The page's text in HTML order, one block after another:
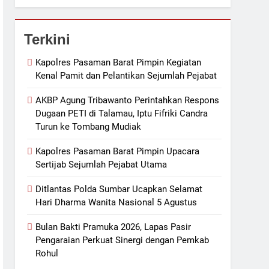
Terkini
Kapolres Pasaman Barat Pimpin Kegiatan
Kenal Pamit dan Pelantikan Sejumlah Pejabat
AKBP Agung Tribawanto Perintahkan Respons
Dugaan PETI di Talamau, Iptu Fifriki Candra
Turun ke Tombang Mudiak
Kapolres Pasaman Barat Pimpin Upacara
Sertijab Sejumlah Pejabat Utama
Ditlantas Polda Sumbar Ucapkan Selamat
Hari Dharma Wanita Nasional 5 Agustus
Bulan Bakti Pramuka 2026, Lapas Pasir
Pengaraian Perkuat Sinergi dengan Pemkab
Rohul